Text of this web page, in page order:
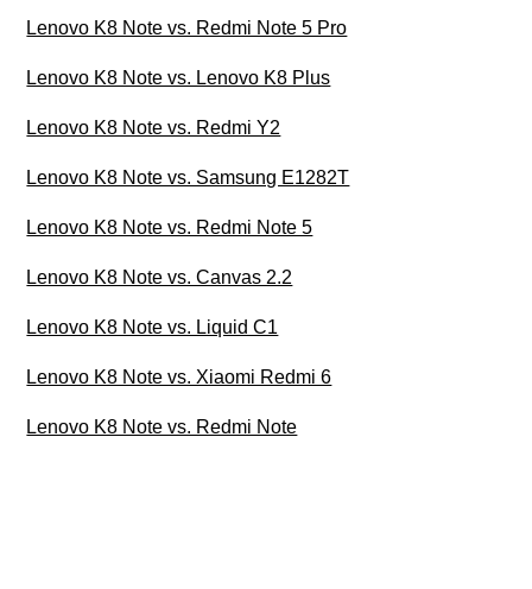
Lenovo K8 Note vs. Redmi Note 5 Pro
Lenovo K8 Note vs. Lenovo K8 Plus
Lenovo K8 Note vs. Redmi Y2
Lenovo K8 Note vs. Samsung E1282T
Lenovo K8 Note vs. Redmi Note 5
Lenovo K8 Note vs. Canvas 2.2
Lenovo K8 Note vs. Liquid C1
Lenovo K8 Note vs. Xiaomi Redmi 6
Lenovo K8 Note vs. Redmi Note